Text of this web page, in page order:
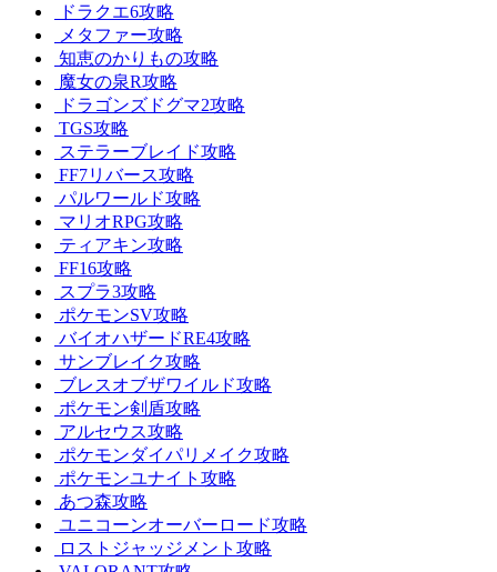
ドラクエ6攻略
メタファー攻略
知恵のかりもの攻略
魔女の泉R攻略
ドラゴンズドグマ2攻略
TGS攻略
ステラーブレイド攻略
FF7リバース攻略
パルワールド攻略
マリオRPG攻略
ティアキン攻略
FF16攻略
スプラ3攻略
ポケモンSV攻略
バイオハザードRE4攻略
サンブレイク攻略
ブレスオブザワイルド攻略
ポケモン剣盾攻略
アルセウス攻略
ポケモンダイパリメイク攻略
ポケモンユナイト攻略
あつ森攻略
ユニコーンオーバーロード攻略
ロストジャッジメント攻略